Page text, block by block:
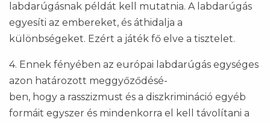
labdarúgásnak példát kell mutatnia. A labdarúgás
egyesíti az embereket, és áthidalja a
különbségeket. Ezért a játék fő elve a tisztelet.
4. Ennek fényében az európai labdarúgás egységes
azon határozott meggyőződé­sé­-
ben, hogy a rasszizmust és a diszkrimináció egyéb
formáit egyszer és mindenkorra el kell távolítani a